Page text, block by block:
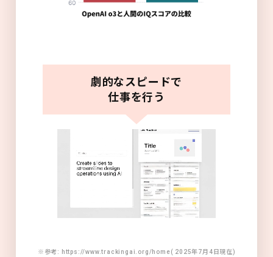
劇的なスピードで
仕事を行う
※参考: https://www.trackingai.org/home( 2025年7月4日現在)